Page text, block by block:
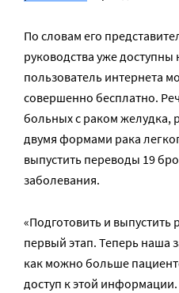
По словам его
руководства уже
пользователь интернета
совершенно бесплатно.
больных с раком желудка,
двумя формами рака
выпустить переводы 19
заболевания.
«Подготовить и выпустить
первый этап. Теперь наша
как можно больше
доступ к этой